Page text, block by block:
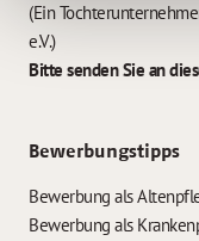
(Ein
e.V.)
Bitte senden Sie an
Bewerbungstipps
Bewerbung als
Bewerbung als